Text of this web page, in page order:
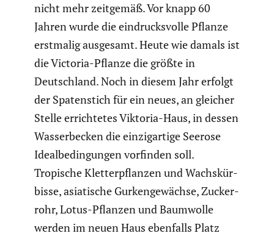
nicht mehr zeitgemäß. Vor knapp 60
Jahren wurde die eindrucks­volle Pflanze
erstmalig ausgesamt. Heute wie damals ist
die Victoria-Pflanze die größte in
Deutsch­land. Noch in diesem Jahr erfolgt
der Spaten­stich für ein neues, an gleicher
Stelle errich­tetes Viktoria-Haus, in dessen
Wasser­be­cken die einzig­ar­tige Seerose
Ideal­be­din­gungen vorfinden soll.
Tropische Kletter­pflanzen und Wachs­kür­
bisse, asiati­sche Gurken­ge­wächse, Zucker­
rohr, Lotus-Pflanzen und Baumwolle
werden im neuen Haus ebenfalls Platz